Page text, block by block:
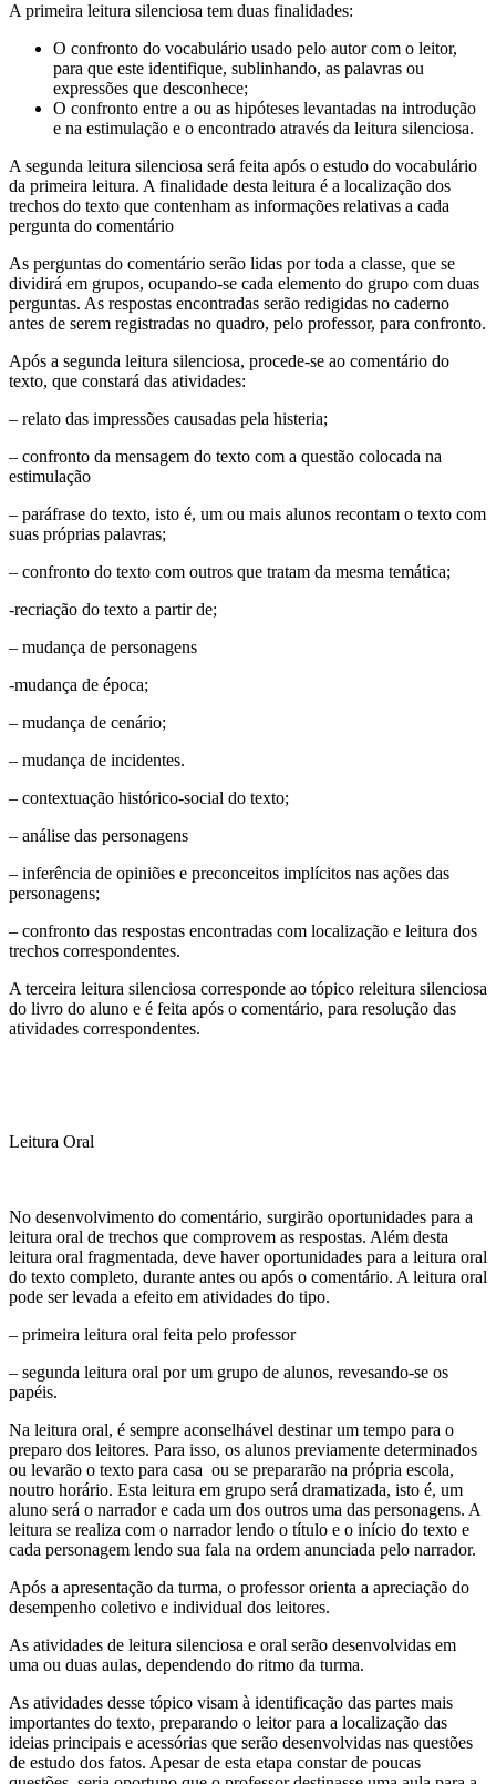
A primeira leitura silenciosa tem duas finalidades:
O confronto do vocabulário usado pelo autor com o leitor,
para que este identifique, sublinhando, as palavras ou
expressões que desconhece;
O confronto entre a ou as hipóteses levantadas na introdução
e na estimulação e o encontrado através da leitura silenciosa.
A segunda leitura silenciosa será feita após o estudo do vocabulário
da primeira leitura. A finalidade desta leitura é a localização dos
trechos do texto que contenham as informações relativas a cada
pergunta do comentário
As perguntas do comentário serão lidas por toda a classe, que se
dividirá em grupos, ocupando-se cada elemento do grupo com duas
perguntas. As respostas encontradas serão redigidas no caderno
antes de serem registradas no quadro, pelo professor, para confronto.
Após a segunda leitura silenciosa, procede-se ao comentário do
texto, que constará das atividades:
– relato das impressões causadas pela histeria;
– confronto da mensagem do texto com a questão colocada na
estimulação
– paráfrase do texto, isto é, um ou mais alunos recontam o texto com
suas próprias palavras;
– confronto do texto com outros que tratam da mesma temática;
-recriação do texto a partir de;
– mudança de personagens
-mudança de época;
– mudança de cenário;
– mudança de incidentes.
– contextuação histórico-social do texto;
– análise das personagens
– inferência de opiniões e preconceitos implícitos nas ações das
personagens;
– confronto das respostas encontradas com localização e leitura dos
trechos correspondentes.
A terceira leitura silenciosa corresponde ao tópico releitura silenciosa
do livro do aluno e é feita após o comentário, para resolução das
atividades correspondentes.
Leitura Oral
No desenvolvimento do comentário, surgirão oportunidades para a
leitura oral de trechos que comprovem as respostas. Além desta
leitura oral fragmentada, deve haver oportunidades para a leitura oral
do texto completo, durante antes ou após o comentário. A leitura oral
pode ser levada a efeito em atividades do tipo.
– primeira leitura oral feita pelo professor
– segunda leitura oral por um grupo de alunos, revesando-se os
papéis.
Na leitura oral, é sempre aconselhável destinar um tempo para o
preparo dos leitores. Para isso, os alunos previamente determinados
ou levarão o texto para casa ou se prepararão na própria escola,
noutro horário. Esta leitura em grupo será dramatizada, isto é, um
aluno será o narrador e cada um dos outros uma das personagens. A
leitura se realiza com o narrador lendo o título e o início do texto e
cada personagem lendo sua fala na ordem anunciada pelo narrador.
Após a apresentação da turma, o professor orienta a apreciação do
desempenho coletivo e individual dos leitores.
As atividades de leitura silenciosa e oral serão desenvolvidas em
uma ou duas aulas, dependendo do ritmo da turma.
As atividades desse tópico visam à identificação das partes mais
importantes do texto, preparando o leitor para a localização das
ideias principais e acessórias que serão desenvolvidas nas questões
de estudo dos fatos. Apesar de esta etapa constar de poucas